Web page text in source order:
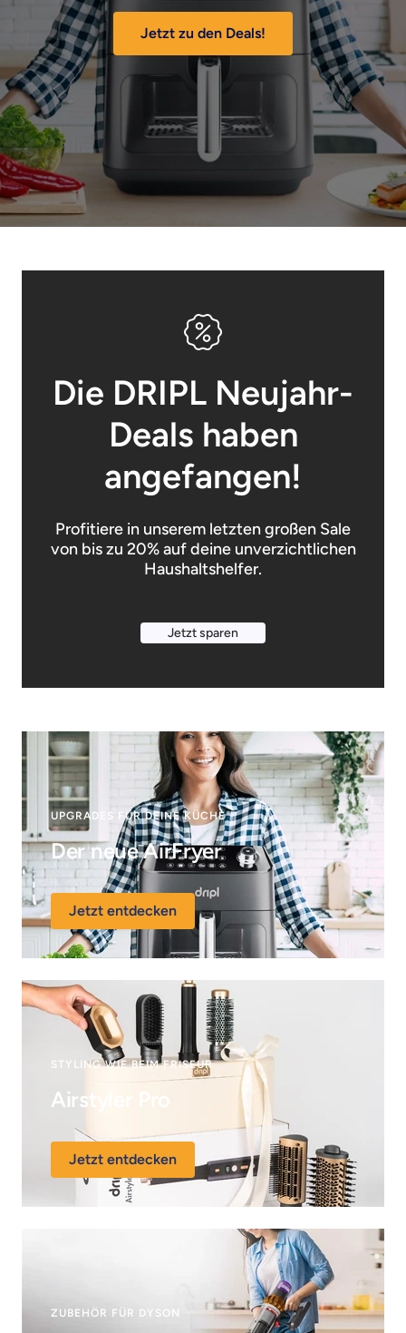
Jetzt zu den Deals!
Die DRIPL Neujahr-
Deals haben
angefangen!
Profitiere in unserem letzten großen Sale
von bis zu 20% auf deine unverzichtlichen
Haushaltshelfer.
Jetzt sparen
UPGRADES FÜR DEINE KÜCHE
Der neue AirFryer
Jetzt entdecken
STYLING WIE BEIM FRISEUR
Airstyler Pro
Jetzt entdecken
ZUBEHÖR FÜR DYSON